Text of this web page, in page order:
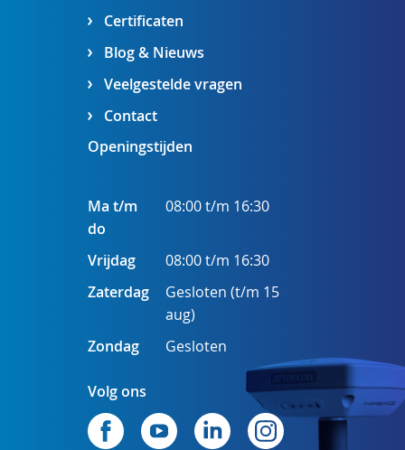
Certificaten
Blog & Nieuws
Veelgestelde vragen
Contact
Openingstijden
Ma t/m
do
08:00 t/m 16:30
Vrijdag
08:00 t/m 16:30
Zaterdag
Gesloten (t/m 15
aug)
Zondag
Gesloten
Volg ons